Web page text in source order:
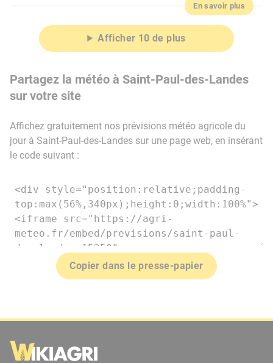
En savoir plus
Afficher 10 de plus
Partagez la météo à Saint-Paul-des-Landes
sur votre site
Affichez gratuitement nos prévisions météo agricole du
jour à Saint-Paul-des-Landes sur une page web, en insérant
le code suivant :
Copier dans le presse-papier